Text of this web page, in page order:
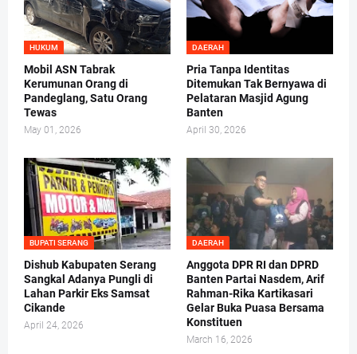
HUKUM
Mobil ASN Tabrak
Kerumunan Orang di
Pandeglang, Satu Orang
Tewas
May 01, 2026
DAERAH
Pria Tanpa Identitas
Ditemukan Tak Bernyawa di
Pelataran Masjid Agung
Banten
April 30, 2026
BUPATI SERANG
Dishub Kabupaten Serang
Sangkal Adanya Pungli di
Lahan Parkir Eks Samsat
Cikande
April 24, 2026
DAERAH
Anggota DPR RI dan DPRD
Banten Partai Nasdem, Arif
Rahman-Rika Kartikasari
Gelar Buka Puasa Bersama
Konstituen
March 16, 2026